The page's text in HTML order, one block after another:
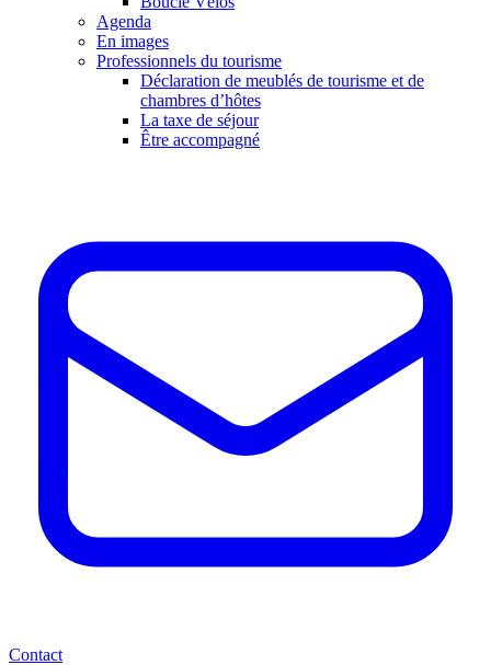
Agenda
En images
Professionnels du tourisme
Déclaration de meublés de tourisme et de
chambres d’hôtes
La taxe de séjour
Être accompagné
Contact